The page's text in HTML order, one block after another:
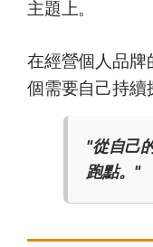
主題上。
在經營個人品牌
個需要自己持續
"從自己
跑點。"